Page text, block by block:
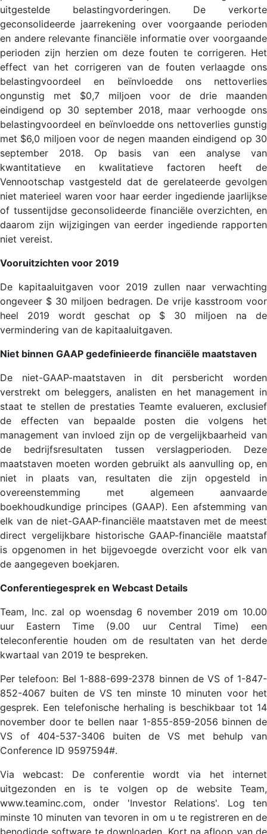
uitgestelde belastingvorderingen. De verkorte
geconsolideerde jaarrekening over voorgaande perioden
en andere relevante financiële informatie over voorgaande
perioden zijn herzien om deze fouten te corrigeren. Het
effect van het corrigeren van de fouten verlaagde ons
belastingvoordeel en beïnvloedde ons nettoverlies
ongunstig met $0,7 miljoen voor de drie maanden
eindigend op 30 september 2018, maar verhoogde ons
belastingvoordeel en beïnvloedde ons nettoverlies gunstig
met $6,0 miljoen voor de negen maanden eindigend op 30
september 2018. Op basis van een analyse van
kwantitatieve en kwalitatieve factoren heeft de
Vennootschap vastgesteld dat de gerelateerde gevolgen
niet materieel waren voor haar eerder ingediende jaarlijkse
of tussentijdse geconsolideerde financiële overzichten, en
daarom zijn wijzigingen van eerder ingediende rapporten
niet vereist.
Vooruitzichten voor 2019
De kapitaaluitgaven voor 2019 zullen naar verwachting
ongeveer $ 30 miljoen bedragen. De vrije kasstroom voor
heel 2019 wordt geschat op $ 30 miljoen na de
vermindering van de kapitaaluitgaven.
Niet binnen GAAP gedefinieerde financiële maatstaven
De niet-GAAP-maatstaven in dit persbericht worden
verstrekt om beleggers, analisten en het management in
staat te stellen de prestaties Teamte evalueren, exclusief
de effecten van bepaalde posten die volgens het
management van invloed zijn op de vergelijkbaarheid van
de bedrijfsresultaten tussen verslagperioden. Deze
maatstaven moeten worden gebruikt als aanvulling op, en
niet in plaats van, resultaten die zijn opgesteld in
overeenstemming met algemeen aanvaarde
boekhoudkundige principes (GAAP). Een afstemming van
elk van de niet-GAAP-financiële maatstaven met de meest
direct vergelijkbare historische GAAP-financiële maatstaf
is opgenomen in het bijgevoegde overzicht voor elk van
de aangegeven boekjaren.
Conferentiegesprek en Webcast Details
Team, Inc. zal op woensdag 6 november 2019 om 10.00
uur Eastern Time (9.00 uur Central Time) een
teleconferentie houden om de resultaten van het derde
kwartaal van 2019 te bespreken.
Per telefoon: Bel 1-888-699-2378 binnen de VS of 1-847-
852-4067 buiten de VS ten minste 10 minuten voor het
gesprek. Een telefonische herhaling is beschikbaar tot 14
november door te bellen naar 1-855-859-2056 binnen de
VS of 404-537-3406 buiten de VS met behulp van
Conference ID 9597594#.
Via webcast: De conferentie wordt via het internet
uitgezonden en is te volgen op de website Team,
www.teaminc.com, onder 'Investor Relations'. Log ten
minste 10 minuten van tevoren in om u te registreren en de
benodigde software te downloaden. Kort na afloop van de